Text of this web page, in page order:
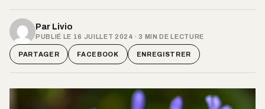
Par Livio
PUBLIÉ LE 16 JUILLET 2024 · 3 MIN DE LECTURE
PARTAGER FACEBOOK ENREGISTRER